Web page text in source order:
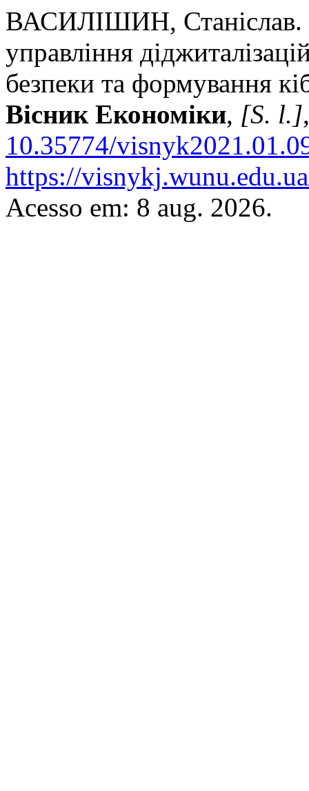
ВАСИЛІШИН, Станіслав.
управління
безпеки та формування
Вісник Економіки, [S. l.]
10.35774/
https://
Acesso em: 8 aug. 2026.